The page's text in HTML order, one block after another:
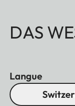
DAS
Langue